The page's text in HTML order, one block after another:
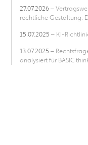
27.07.2026–
rechtliche Gestaltung:
15.07.2025 – KI-
13.07.2025 –
analysiert für BASIC